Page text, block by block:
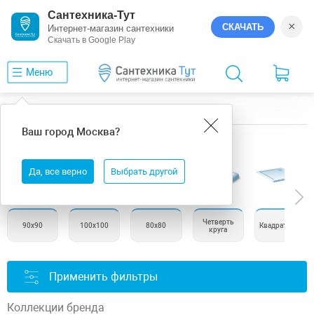
Сантехника-Тут
Интернет-магазин сантехники
Скачать в Google Play
СКАЧАТЬ ×
Меню
Ваш город Москва?
Да, все верно Выбрать другой
Душевые поддоны BelBagno
90х90 100х100 80х80
Четверть
круга
Квадратные
Применить фильтры
Коллекции бренда